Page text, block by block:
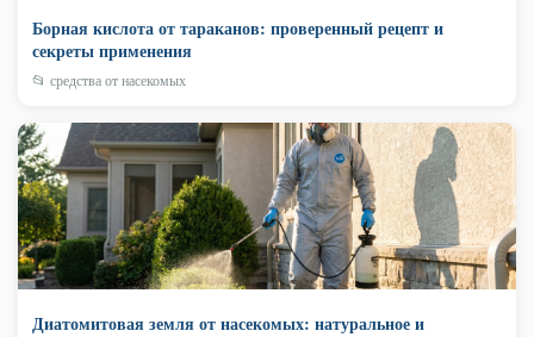
Борная кислота от тараканов: проверенный рецепт и
секреты применения
📂 средства от насекомых
Диатомитовая земля от насекомых: натуральное и